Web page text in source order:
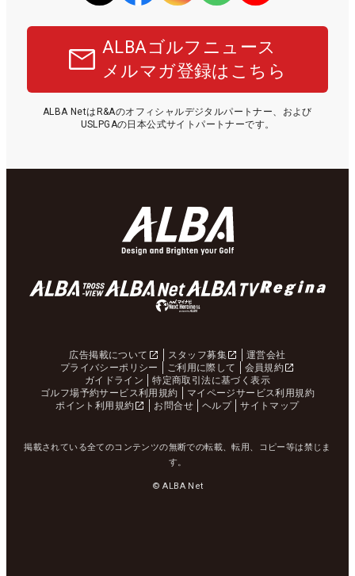
ALBAゴルフニュース
メルマガ登録はこちら
ALBA NetはR&Aのオフィシャルデジタルパートナー、および
USLPGAの日本公式サイトパートナーです。
広告掲載について スタッフ募集
運営会社
プライバシーポリシー
ご利用に際して
会員規約
ガイドライン
特定商取引法に基づく表示
ゴルフ場予約サービス利用規約
マイページサービス利用規約
ポイント利用規約
お問合せ ヘルプ サイトマップ
掲載されている全てのコンテンツの無断での転載、転用、コピー等は禁じま
す。
© ALBA Net